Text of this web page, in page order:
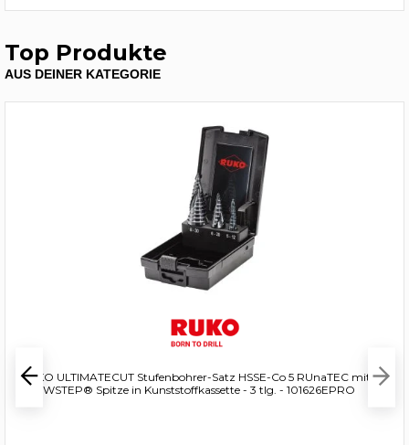
Top Produkte
AUS DEINER KATEGORIE
RUKO ULTIMATECUT Stufenbohrer-Satz HSSE-Co 5 RUnaTEC mit
FLOWSTEP® Spitze in Kunststoffkassette - 3 tlg. - 101626EPRO